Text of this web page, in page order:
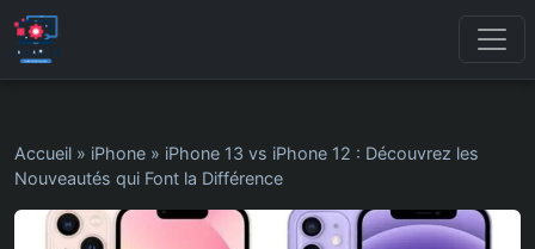
Accueil » iPhone » iPhone 13 vs iPhone 12 : Découvrez les
Nouveautés qui Font la Différence